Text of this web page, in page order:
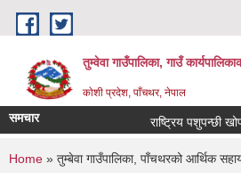
Skip to main content
तुम्वेवा गाउँपालिका, गाउँ
काेशी प्रदेश, पाँचथर, नेपाल
समचार राष्ट्रिय पशुपन्छी
You are here
Home » तुम्बेवा गाउँपालिका, पाँचथरको आर्थिक